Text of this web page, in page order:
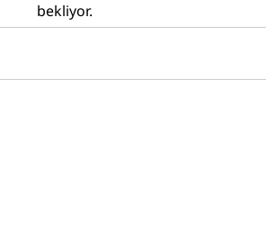
bekliyor.